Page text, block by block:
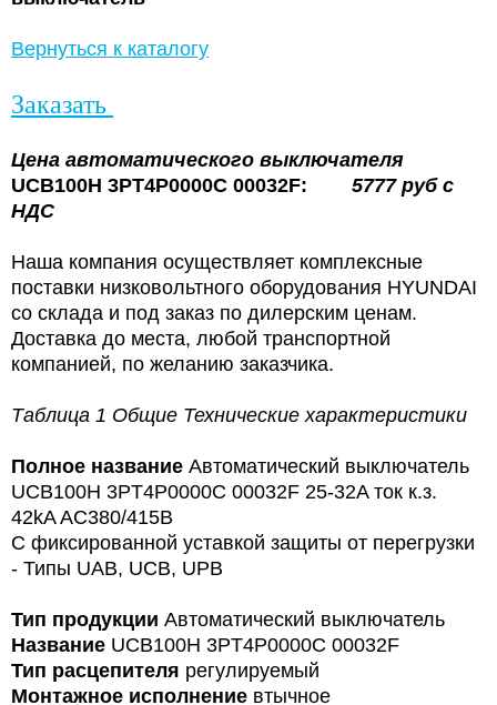
Вернуться к каталогу
Заказать
Цена автоматического выключателя
UCB100H 3PT4P0000C 00032F: 5777 руб с
НДС
Наша компания осуществляет комплексные
поставки низковольтного оборудования HYUNDAI
со склада и под заказ по дилерским ценам.
Доставка до места, любой транспортной
компанией, по желанию заказчика.
Таблица 1 Общие Технические характеристики
Полное название Автоматический выключатель
UCB100H 3PT4P0000C 00032F 25-32A ток к.з.
42kA AC380/415В
С фиксированной уставкой защиты от перегрузки
- Типы UAB, UCB, UPB
Тип продукции Автоматический выключатель
Название UCB100H 3PT4P0000C 00032F
Тип расцепителя регулируемый
Монтажное исполнение втычное